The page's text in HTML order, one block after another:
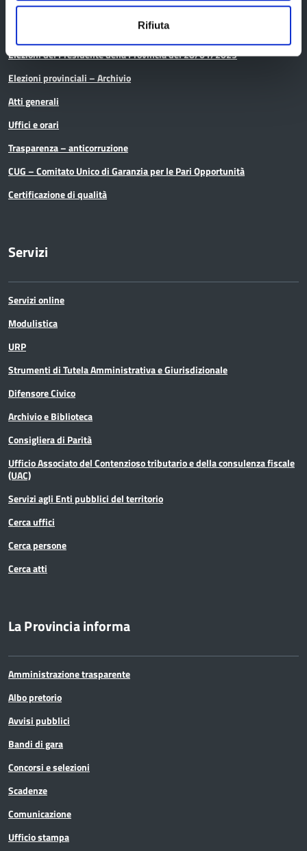
Rifiuta
Organi di governo
Elezioni Provinciali del 29/09/2024
Elezioni del Presidente della Provincia del 28/01/2023
Elezioni provinciali – Archivio
Atti generali
Uffici e orari
Trasparenza – anticorruzione
CUG – Comitato Unico di Garanzia per le Pari Opportunità
Certificazione di qualità
Servizi
Servizi online
Modulistica
URP
Strumenti di Tutela Amministrativa e Giurisdizionale
Difensore Civico
Archivio e Biblioteca
Consigliera di Parità
Ufficio Associato del Contenzioso tributario e della consulenza fiscale
(UAC)
Servizi agli Enti pubblici del territorio
Cerca uffici
Cerca persone
Cerca atti
La Provincia informa
Amministrazione trasparente
Albo pretorio
Avvisi pubblici
Bandi di gara
Concorsi e selezioni
Scadenze
Comunicazione
Ufficio stampa